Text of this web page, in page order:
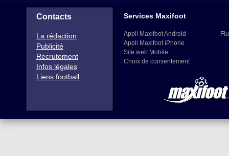
Contacts
La rédaction
Publicité
Recrutement
Infos légales
Liens football
Services Maxifoot
Appli Maxifoot Android
Appli Maxifoot iPhone
Site web Mobile
Choix de consentement